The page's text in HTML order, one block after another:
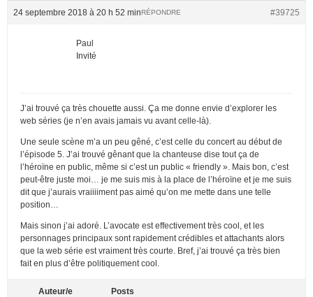
24 septembre 2018 à 20 h 52 min #39725
RÉPONDRE
Paul
Invité
J’ai trouvé ça très chouette aussi. Ça me donne envie d’explorer les
web séries (je n’en avais jamais vu avant celle-là).
Une seule scène m’a un peu gêné, c’est celle du concert au début de
l’épisode 5. J’ai trouvé gênant que la chanteuse dise tout ça de
l’héroïne en public, même si c’est un public « friendly ». Mais bon, c’est
peut-être juste moi… je me suis mis à la place de l’héroïne et je me suis
dit que j’aurais vraiiiiment pas aimé qu’on me mette dans une telle
position…
Mais sinon j’ai adoré. L’avocate est effectivement très cool, et les
personnages principaux sont rapidement crédibles et attachants alors
que la web série est vraiment très courte. Bref, j’ai trouvé ça très bien
fait en plus d’être politiquement cool.
Auteur/e Posts